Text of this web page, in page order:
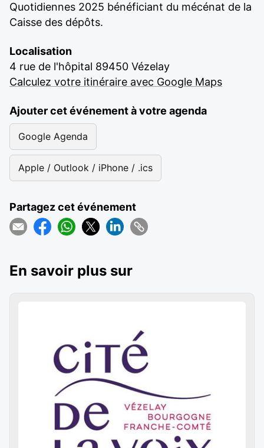
Quotidiennes 2025 bénéficiant du mécénat de la
Caisse des dépôts.
Localisation
4 rue de l'hôpital 89450 Vézelay
Calculez votre itinéraire avec Google Maps
Ajouter cet événement à votre agenda
Google Agenda
Apple / Outlook / iPhone / .ics
Partagez cet événement
En savoir plus sur